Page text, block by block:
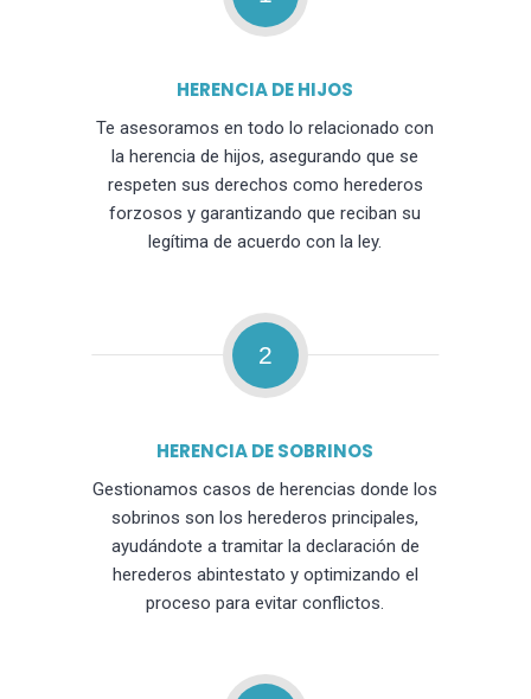
HERENCIA DE HIJOS
Te asesoramos en todo lo relacionado con
la herencia de hijos, asegurando que se
respeten sus derechos como herederos
forzosos y garantizando que reciban su
legítima de acuerdo con la ley.
2
HERENCIA DE SOBRINOS
Gestionamos casos de herencias donde los
sobrinos son los herederos principales,
ayudándote a tramitar la declaración de
herederos abintestato y optimizando el
proceso para evitar conflictos.